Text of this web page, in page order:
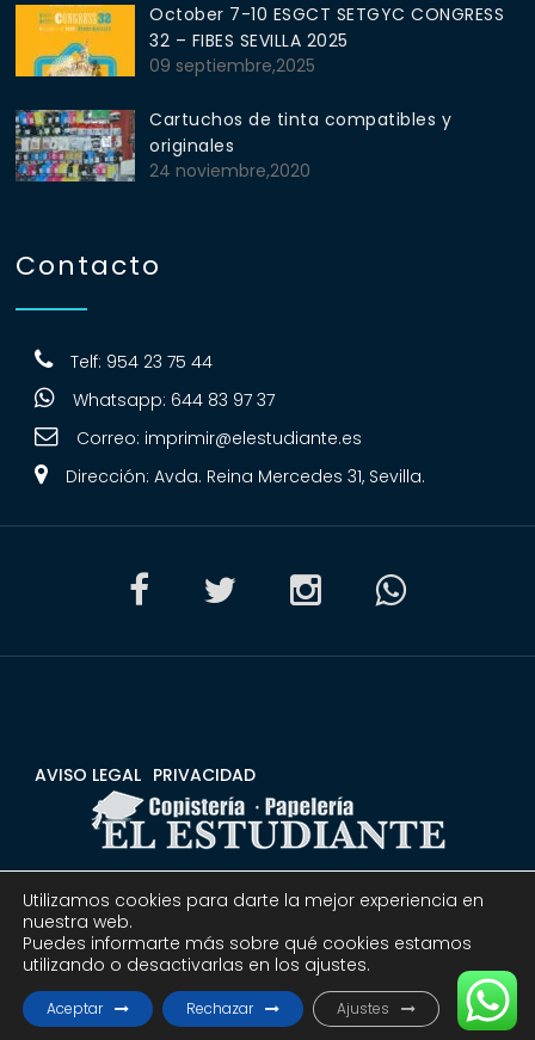
October 7-10 ESGCT SETGYC CONGRESS
32 – FIBES SEVILLA 2025
09 septiembre,2025
Cartuchos de tinta compatibles y
originales
24 noviembre,2020
Contacto
Telf: 954 23 75 44
Whatsapp: 644 83 97 37
Correo: imprimir@elestudiante.es
Dirección: Avda. Reina Mercedes 31, Sevilla.
AVISO LEGAL PRIVACIDAD
CONDICIONES DEVOLUCIONES Y REEMBOLSOS
© 2020 Copistería Papelería El estudiante | Todos los
derechos reservados.
Utilizamos cookies para darte la mejor experiencia en
nuestra web.
Puedes informarte más sobre qué cookies estamos
utilizando o desactivarlas en los ajustes.
Aceptar Rechazar Ajustes